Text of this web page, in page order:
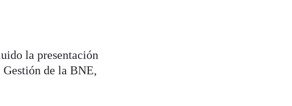
la presentación
Gestión de la BNE,